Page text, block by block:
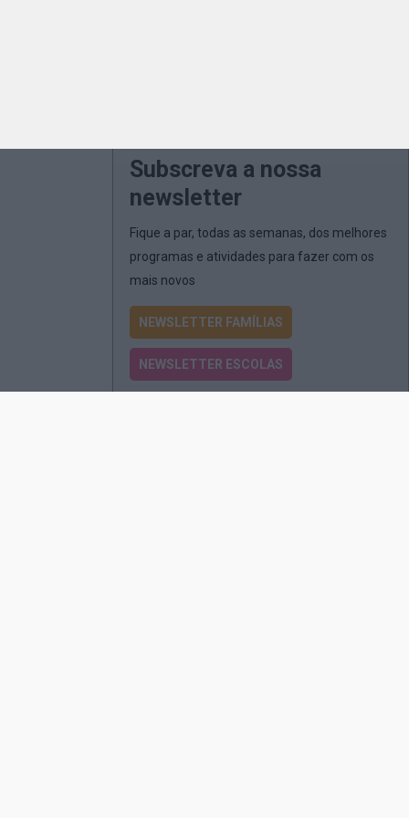
Subscreva a nossa
newsletter
Fique a par, todas as semanas, dos melhores
programas e atividades para fazer com os
mais novos
NEWSLETTER FAMÍLIAS
NEWSLETTER ESCOLAS